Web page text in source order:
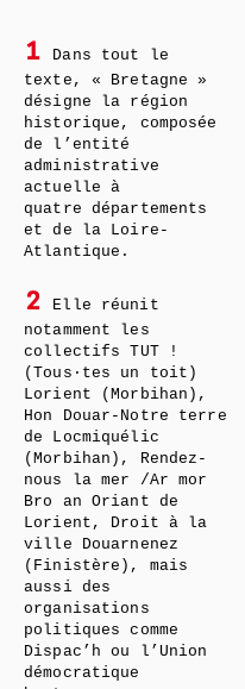
1
Dans tout le
texte, « Bretagne »
désigne la région
historique, composée
de l’entité
administrative
actuelle à
quatre départements
et de la Loire-
Atlantique.
2
Elle réunit
notamment les
collectifs TUT !
(Tous·tes un toit)
Lorient (Morbihan),
Hon Douar-Notre terre
de Locmiquélic
(Morbihan), Rendez-
nous la mer /Ar mor
Bro an Oriant de
Lorient, Droit à la
ville Douarnenez
(Finistère), mais
aussi des
organisations
politiques comme
Dispac’h ou l’Union
démocratique